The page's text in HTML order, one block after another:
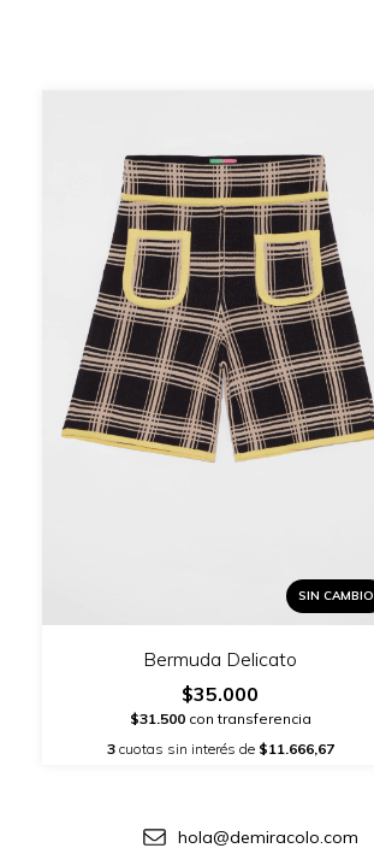
SIN CAMBIO
Bermuda Delicato
$35.000
$31.500con transferencia
3cuotas sin interés de $11.666,67
hola@demiracolo.com